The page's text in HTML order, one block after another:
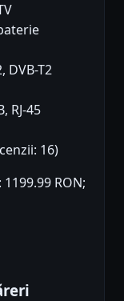
DVB-T2
RJ-45
16)
RON;